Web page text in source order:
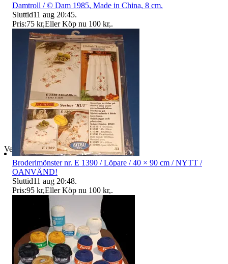
Verifierad
Damtroll / © Dam 1985, Made in China, 8 cm.
Sluttid11 aug 20:45.
Pris:75 kr,Eller Köp nu 100 kr,.
Broderimönster nr. E 1390 / Löpare / 40 × 90 cm / NYTT /
OANVÄND!
Sluttid11 aug 20:48.
Pris:95 kr,Eller Köp nu 100 kr,.